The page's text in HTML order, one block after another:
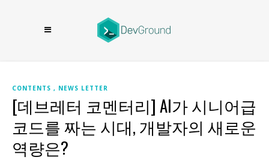
CONTENTS NEWS LETTER
[데브레터 코멘터리] AI가 시니어급
코드를 짜는 시대, 개발자의 새로운
역량은?